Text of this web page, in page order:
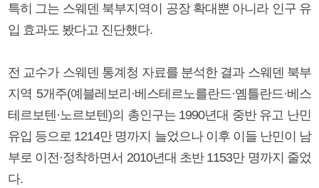
특히 그는 스웨덴 북부지역이 공장 확대뿐 아니라 인구 유
입 효과도 봤다고 진단했다.
전 교수가 스웨덴 통계청 자료를 분석한 결과 스웨덴 북부
지역 5개주(예블레보리·베스테르노를란드·옘틀란드·베스
테르보텐·노르보텐)의 총인구는 1990년대 중반 유고 난민
유입 등으로 1214만 명까지 늘었으나 이후 이들 난민이 남
부로 이전·정착하면서 2010년대 초반 1153만 명까지 줄었
다.